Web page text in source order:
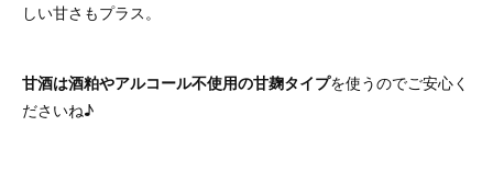
しい甘さもプラス。
甘酒は酒粕やアルコール不使用の甘麹タイプを使うのでご安心く
ださいね♪